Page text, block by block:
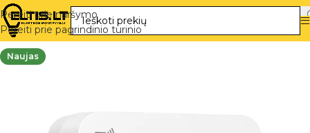
Pereiti prie naršymo
Pereiti prie pagrindinio turinio
Naujas